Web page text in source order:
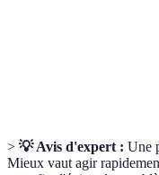
> 💡 Avis d'expert : Une
Mieux vaut agir